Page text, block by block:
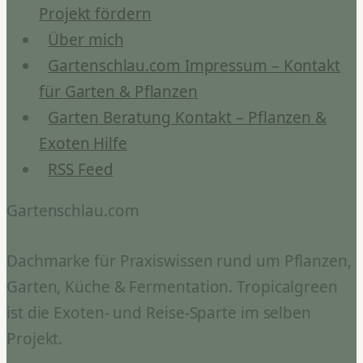
Projekt fördern
Über mich
Gartenschlau.com Impressum – Kontakt
für Garten & Pflanzen
Garten Beratung Kontakt – Pflanzen &
Exoten Hilfe
RSS Feed
Gartenschlau.com
Dachmarke für Praxiswissen rund um Pflanzen,
Garten, Küche & Fermentation. Tropicalgreen
ist die Exoten- und Reise-Sparte im selben
Projekt.